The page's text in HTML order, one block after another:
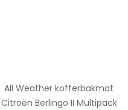
All Weather kofferbakmat
Citroën Berlingo II Multipack